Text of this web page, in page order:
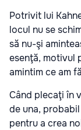
Potrivit lui
locul nu se
să nu-şi
esenţă, motivul
amintim ce am
Când plecaţi în
de una,
pentru a crea